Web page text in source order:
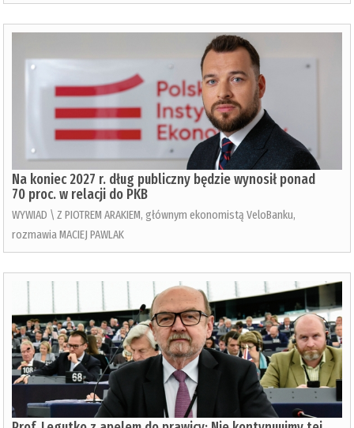
Na koniec 2027 r. dług publiczny będzie wynosił ponad
70 proc. w relacji do PKB
WYWIAD \ Z PIOTREM ARAKIEM, głównym ekonomistą VeloBanku,
rozmawia MACIEJ PAWLAK